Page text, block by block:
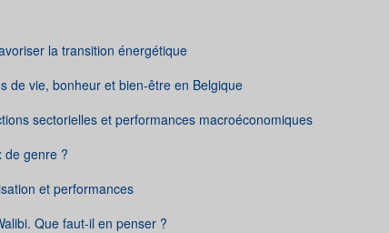
la transition énergétique
de vie, bonheur et bien-être en Belgique
sectorielles et performances macroéconomiques
de genre ?
et performances
Que faut-il en penser ?